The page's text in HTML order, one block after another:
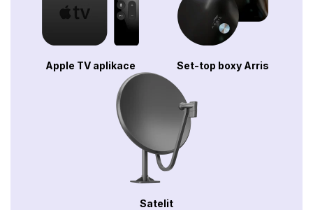
Apple TV aplikace Set-top boxy Arris
Satelit